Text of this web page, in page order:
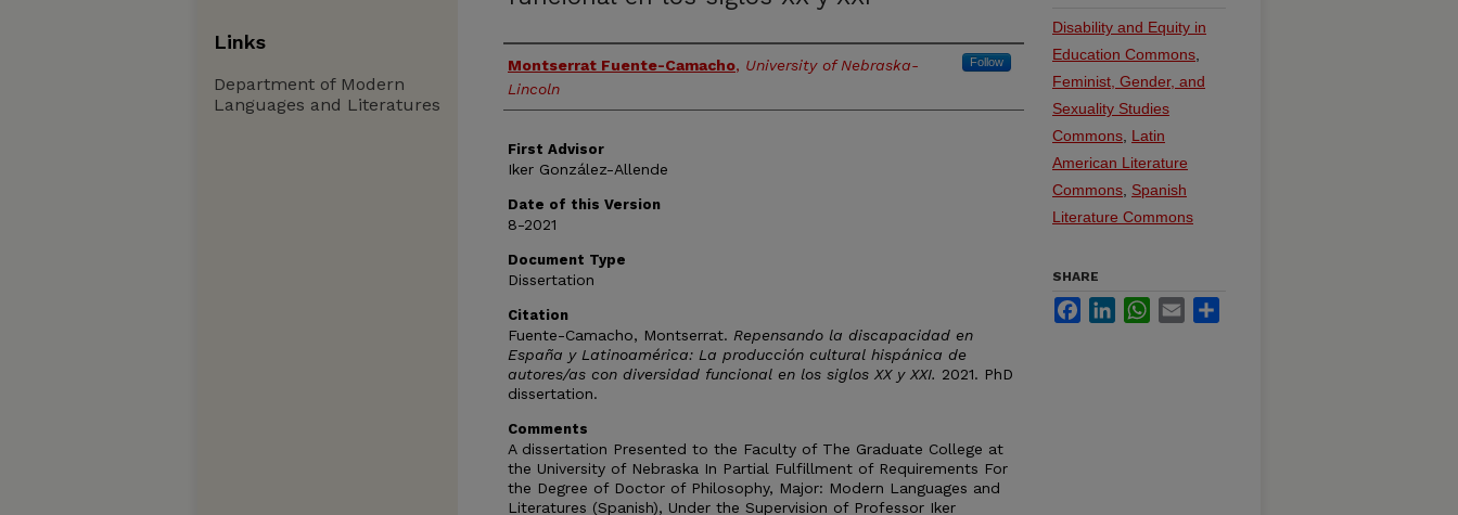
Authors
Montserrat Fuente-Camacho, University of Nebraska-
Lincoln
Follow
First Advisor
Iker González-Allende
Date of this Version
8-2021
Document Type
Dissertation
Citation
Fuente-Camacho, Montserrat. Repensando la discapacidad en
España y Latinoamérica: La producción cultural hispánica de
autores/as con diversidad funcional en los siglos XX y XXI. 2021. PhD
dissertation.
Comments
A dissertation Presented to the Faculty of The Graduate College at
the University of Nebraska In Partial Fulfillment of Requirements For
the Degree of Doctor of Philosophy, Major: Modern Languages and
Literatures (Spanish), Under the Supervision of Professor Iker
Disability and Equity in
Education Commons
Feminist, Gender, and
Sexuality Studies
Commons Latin
American Literature
Commons Spanish
Literature Commons
SHARE
FacebookLinkedInWhatsApp
Email
Links
Department of Modern
Languages and Literatures